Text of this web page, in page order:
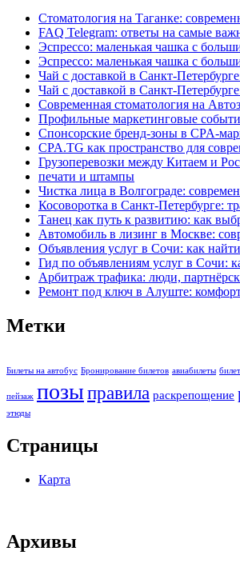
Стоматология на Таганке:
FAQ Telegram: ответы на самые
Эспрессо: маленькая чашка с
Эспрессо: маленькая чашка с
Чай с доставкой в Санкт-
Чай с доставкой в Санкт-
Современная стоматология на
Профильные маркетинговые
Спонсорские бренд-зоны в CPA-
CPA.TG как пространство для
Грузоперевозки между Китаем и
печати и штампы
Чистка лица в Волгограде:
Косоворотка в Санкт-Петербурге:
Танец как путь к развитию: как
Автомобиль в лизинг в Москве:
Объявления услуг в Сочи: как
Гид по объявлениям услуг в Сочи:
Арбитраж трафика: люди,
Ремонт под ключ в Алуште:
Метки
Билеты на автобус Бронирование билетов авиабилеты
пейзаж позыправила раскрепощение
этюды
Страницы
Карта
Архивы